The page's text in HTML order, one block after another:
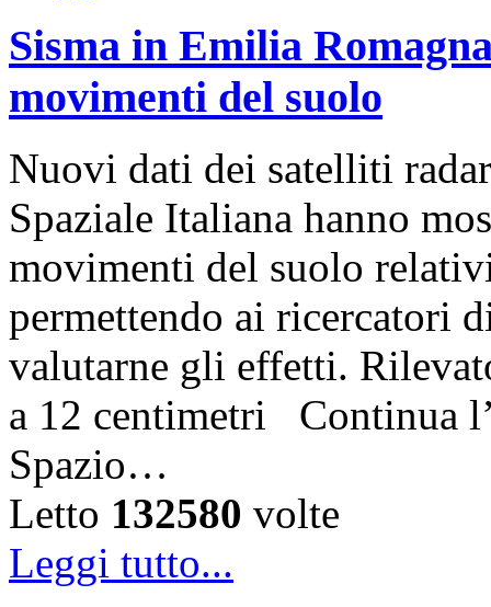
Sisma in Emilia
movimenti del suolo
Nuovi dati dei satelliti
Spaziale Italiana hanno
movimenti del suolo
permettendo ai ricercatori
valutarne gli effetti.
a 12 centimetri Continua
Spazio…
Letto 132580 volte
Leggi tutto...